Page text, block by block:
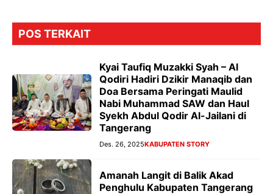
POS TERKAIT
Kyai Taufiq Muzakki Syah – Al
Qodiri Hadiri Dzikir Manaqib dan
Doa Bersama Peringati Maulid
Nabi Muhammad SAW dan Haul
Syekh Abdul Qodir Al-Jailani di
Tangerang
Des. 26, 2025KABUPATEN STORY
Amanah Langit di Balik Akad
Penghulu Kabupaten Tangerang